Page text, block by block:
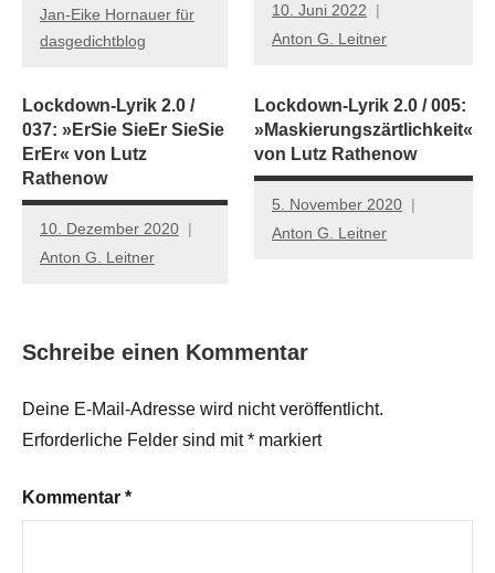
Jan-Eike Hornauer für
dasgedichtblog
10. Juni 2022
Anton G. Leitner
Lockdown-Lyrik 2.0 /
037: »ErSie SieEr SieSie
ErEr« von Lutz
Rathenow
10. Dezember 2020
Anton G. Leitner
Lockdown-Lyrik 2.0 / 005:
»Maskierungszärtlichkeit«
von Lutz Rathenow
5. November 2020
Anton G. Leitner
Schreibe einen Kommentar
Deine E-Mail-Adresse wird nicht veröffentlicht.
Erforderliche Felder sind mit* markiert
Kommentar *